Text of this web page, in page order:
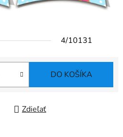
4/10131
DO KOŠÍKA
Zdieľať